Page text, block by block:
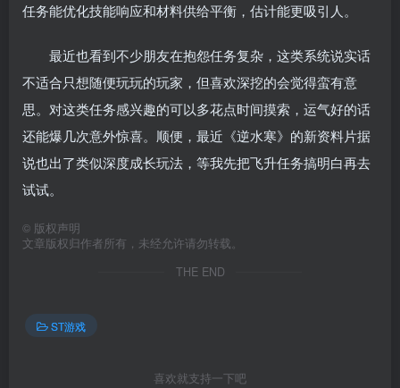
任务能优化技能响应和材料供给平衡，估计能更吸引人。
最近也看到不少朋友在抱怨任务复杂，这类系统说实话
不适合只想随便玩玩的玩家，但喜欢深挖的会觉得蛮有意
思。对这类任务感兴趣的可以多花点时间摸索，运气好的话
还能爆几次意外惊喜。顺便，最近《逆水寒》的新资料片据
说也出了类似深度成长玩法，等我先把飞升任务搞明白再去
试试。
© 版权声明
文章版权归作者所有，未经允许请勿转载。
THE END
ST游戏
喜欢就支持一下吧